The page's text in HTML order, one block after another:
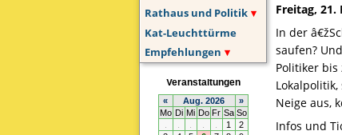
Rathaus und Politik
Kat-Leuchttürme
Empfehlungen
Freitag, 21.
In der
saufen?
Politiker
Neige aus,
Infos und